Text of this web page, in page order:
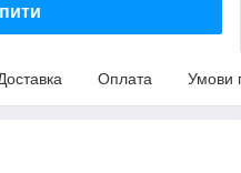
Оплата Умови